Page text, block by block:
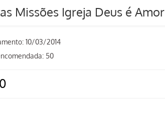
Missões Igreja Deus é Amor
10/03/2014
50